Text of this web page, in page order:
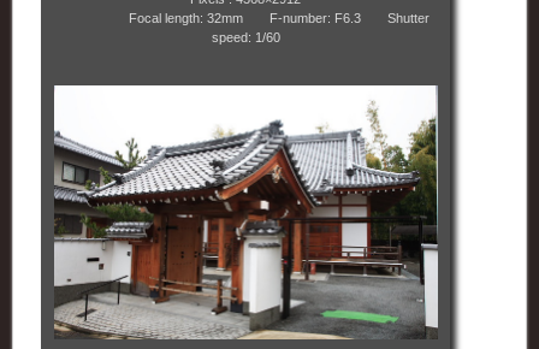
Focal length: 32mm F-number: F6.3 Shutter
speed: 1/60